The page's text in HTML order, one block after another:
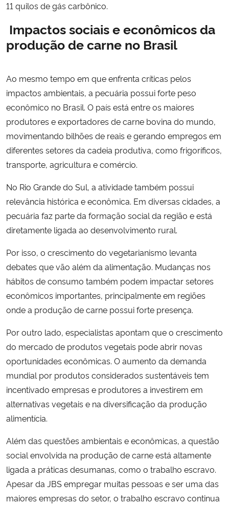
11 quilos de gás carbônico.
Impactos sociais e econômicos da
produção de carne no Brasil
Ao mesmo tempo em que enfrenta críticas pelos
impactos ambientais, a pecuária possui forte peso
econômico no Brasil. O país está entre os maiores
produtores e exportadores de carne bovina do mundo,
movimentando bilhões de reais e gerando empregos em
diferentes setores da cadeia produtiva, como frigoríficos,
transporte, agricultura e comércio.
No Rio Grande do Sul, a atividade também possui
relevância histórica e econômica. Em diversas cidades, a
pecuária faz parte da formação social da região e está
diretamente ligada ao desenvolvimento rural.
Por isso, o crescimento do vegetarianismo levanta
debates que vão além da alimentação. Mudanças nos
hábitos de consumo também podem impactar setores
econômicos importantes, principalmente em regiões
onde a produção de carne possui forte presença.
Por outro lado, especialistas apontam que o crescimento
do mercado de produtos vegetais pode abrir novas
oportunidades econômicas. O aumento da demanda
mundial por produtos considerados sustentáveis tem
incentivado empresas e produtores a investirem em
alternativas vegetais e na diversificação da produção
alimentícia.
Além das questões ambientais e econômicas, a questão
social envolvida na produção de carne está altamente
ligada a práticas desumanas, como o trabalho escravo.
Apesar da JBS empregar muitas pessoas e ser uma das
maiores empresas do setor, o trabalho escravo continua